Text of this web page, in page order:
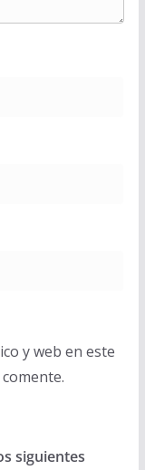
y web en este
siguientes